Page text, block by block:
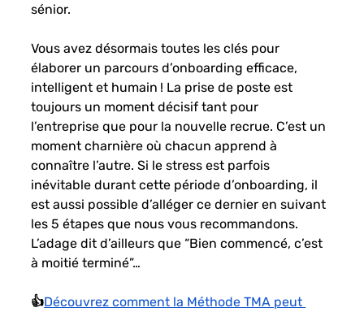
sénior.
Vous avez désormais toutes les clés pour
élaborer un parcours d’onboarding efficace,
intelligent et humain ! La prise de poste est
toujours un moment décisif tant pour
l’entreprise que pour la nouvelle recrue. C’est un
moment charnière où chacun apprend à
connaître l’autre. Si le stress est parfois
inévitable durant cette période d’onboarding, il
est aussi possible d’alléger ce dernier en suivant
les 5 étapes que nous vous recommandons.
L’adage dit d’ailleurs que “Bien commencé, c’est
à moitié terminé”…
👍Découvrez comment la Méthode TMA peut